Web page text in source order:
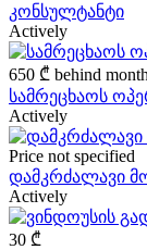
კონსულტანტი
Actively
650 ₾ behind month
სამრეცხაოს
Actively
Price not specified
დამკრძალავი
Actively
30 ₾